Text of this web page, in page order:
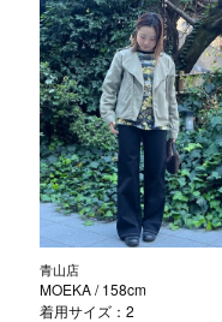
青山店
MOEKA/ 158cm
着用サイズ：2